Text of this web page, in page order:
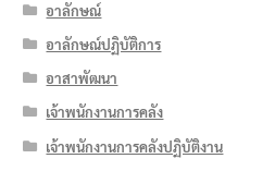
อาลักษณ์
อาลักษณ์ปฏิบัติการ
อาสาพัฒนา
เจ้าพนักงานการคลัง
เจ้าพนักงานการคลังปฏิบัติงาน